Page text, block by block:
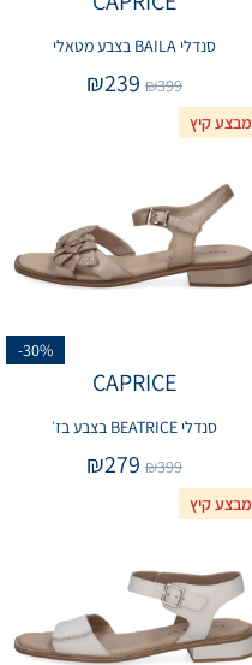
סנדלי BAILA בצבע מטאלי
₪399
₪239
מבצע קיץ
-30%
CAPRICE
סנדלי BEATRICE בצבע בז׳
₪399
₪279
מבצע קיץ